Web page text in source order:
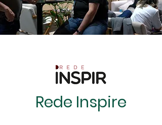
Rede Inspire